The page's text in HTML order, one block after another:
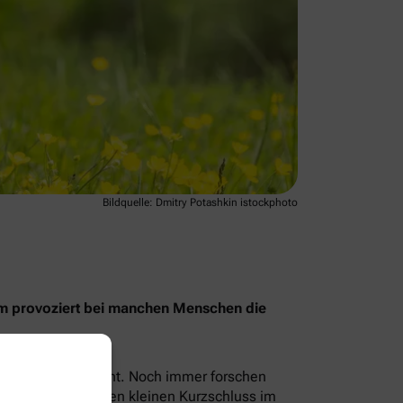
Bildquelle: Dmitry Potashkin istockphoto
provoziert bei manchen Menschen die
sondern ihr Licht. Noch immer forschen
sozusagen einen kleinen Kurzschluss im